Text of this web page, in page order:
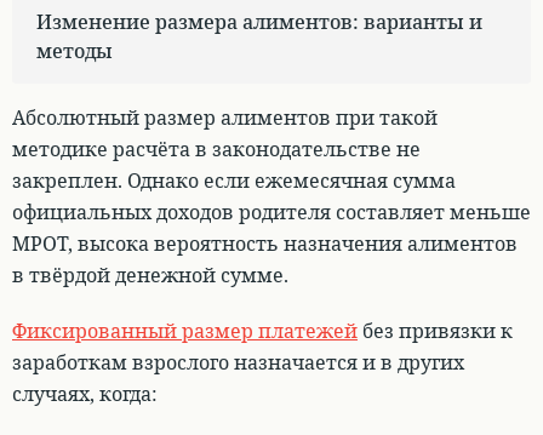
Изменение размера алиментов: варианты и
методы
Абсолютный размер алиментов при такой
методике расчёта в законодательстве не
закреплен. Однако если ежемесячная сумма
официальных доходов родителя составляет меньше
МРОТ, высока вероятность назначения алиментов
в твёрдой денежной сумме.
Фиксированный размер платежей без привязки к
заработкам взрослого назначается и в других
случаях, когда: